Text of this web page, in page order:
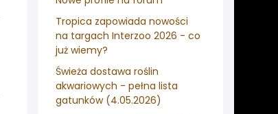
Tropica zapowiada nowości
na targach Interzoo 2026 - co
już wiemy?
Świeża dostawa roślin
akwariowych - pełna lista
gatunków (4.05.2026)